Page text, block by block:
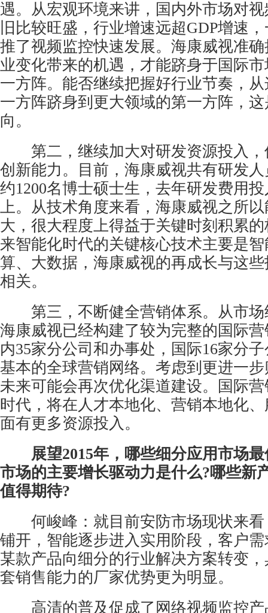
遇。从宏观环境来讲，国内外市场对
旧比较旺盛，行业增速远超GDP增速
推了视频监控快速发展。海康威视准
业变化带来的机遇，才能跻身于国际
一方阵。能否继续把握好行业节奏，
一方阵跻身到更大领域的第一方阵，
向。
第二，继续加大对研发资源投入，
创新能力。目前，海康威视共有研发人
约1200名博士硕士生，去年研发费用
上。从技术角度来看，海康威视之所
大，很大程度上得益于关键时刻积累
来智能化时代的关键核心技术主要是
算、大数据，海康威视的再成长与这
相关。
第三，不断健全营销体系。从市场
海康威视已经构建了较为完整的国际
内35家分公司和办事处，国际16家分
基本的全球营销网络。考虑到更进一
未来可能会再次优化渠道建设。国际
时代，将在人才本地化、营销本地化
面有更多资源投入。
展望2015年，哪些细分应用市场
市场的主要增长驱动力是什么?哪些新
值得期待?
何峻峰：就目前安防市场现状来看
铺开，智能逐步进入实用阶段，客户
某款产品向细分的行业解决方案转变
套销售能力的厂家优势更为明显。
高清的普及促成了网络视频监控产